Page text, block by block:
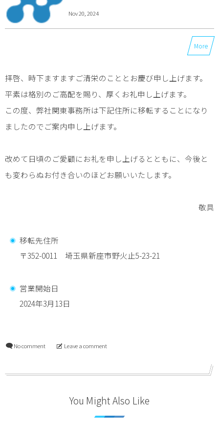
Nov 20, 2024
More
拝啓、時下ますますご清栄のこととお慶び申し上げます。
平素は格別のご高配を賜り、厚くお礼申し上げます。
この度、弊社関東事務所は下記住所に移転することになり
ましたのでご案内申し上げます。
改めて日頃のご愛顧にお礼を申し上げるとともに、今後と
も変わらぬお付き合いのほどお願いいたします。
敬具
移転先住所
〒352-0011 埼玉県新座市野火止5-23-21
営業開始日
2024年3月13日
No comment Leave a comment
You Might Also Like